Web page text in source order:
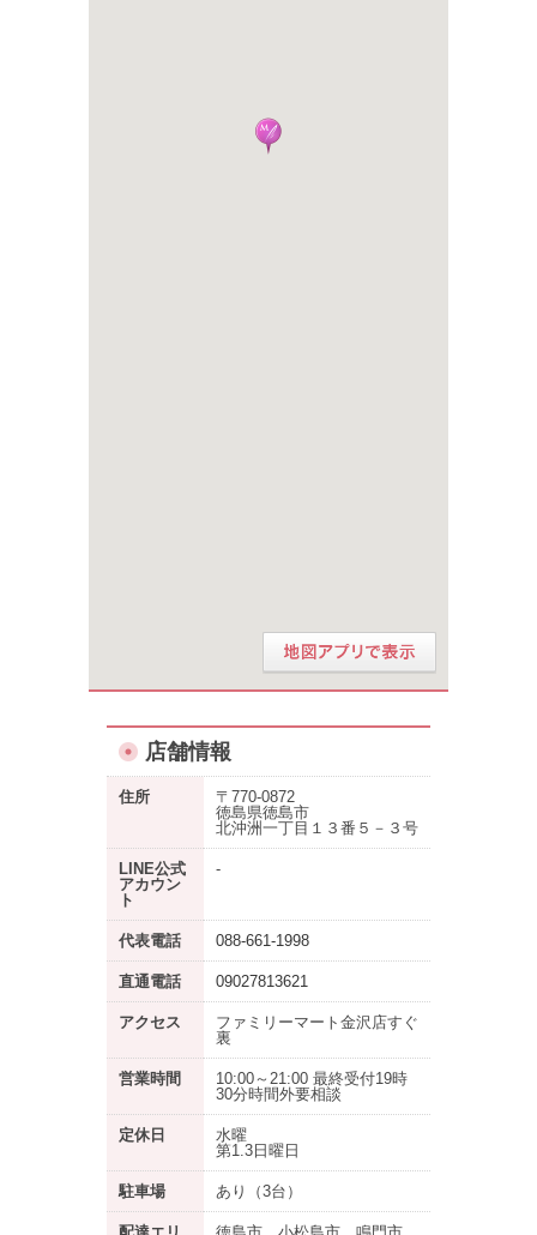
店舗情報
住所
〒770-0872
徳島県徳島市
北沖洲一丁目１３番５－３号
LINE公式
アカウン
ト
-
代表電話 088-661-1998
直通電話 09027813621
アクセス
ファミリーマート金沢店すぐ
裏
営業時間
10:00～21:00 最終受付19時
30分時間外要相談
定休日
水曜
第1.3日曜日
駐車場 あり （3台）